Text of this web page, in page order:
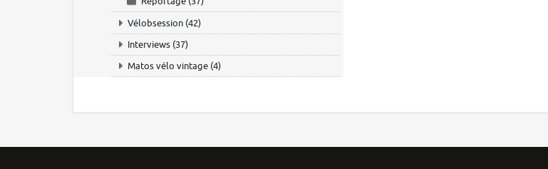
Vélobsession (42)
Interviews (37)
Matos vélo vintage (4)